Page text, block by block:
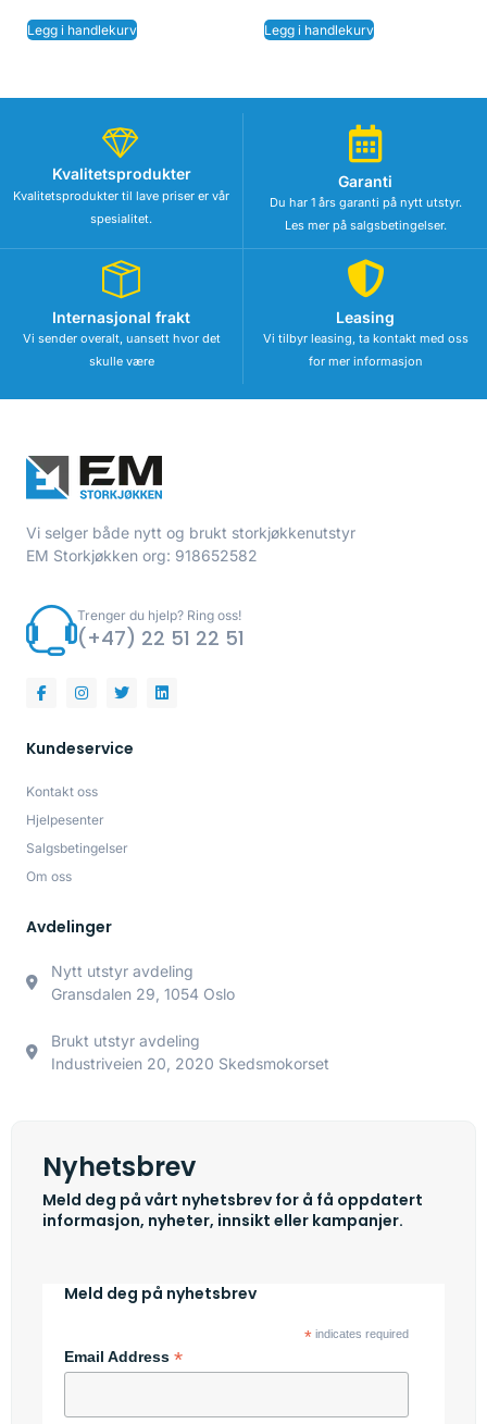
Legg i handlekurv Legg i handlekurv
Kvalitetsprodukter
Kvalitetsprodukter til lave priser er vår
spesialitet.
Garanti
Du har 1 års garanti på nytt utstyr.
Les mer på salgsbetingelser.
Internasjonal frakt
Vi sender overalt, uansett hvor det
skulle være
Leasing
Vi tilbyr leasing, ta kontakt med oss
for mer informasjon
Vi selger både nytt og brukt storkjøkkenutstyr
EM Storkjøkken org: 918652582
Trenger du hjelp? Ring oss!
(+47) 22 51 22 51
Kundeservice
Kontakt oss
Hjelpesenter
Salgsbetingelser
Om oss
Avdelinger
Nytt utstyr avdeling
Gransdalen 29, 1054 Oslo
Brukt utstyr avdeling
Industriveien 20, 2020 Skedsmokorset
Nyhetsbrev
Meld deg på vårt nyhetsbrev for å få oppdatert
informasjon, nyheter, innsikt eller kampanjer.
Meld deg på nyhetsbrev
*indicates required
Email Address *